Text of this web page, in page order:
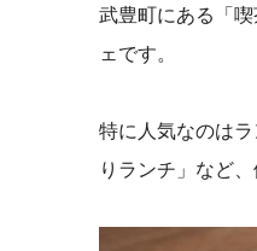
武豊町にある「
ェです。
特に人気なのは
りランチ」など